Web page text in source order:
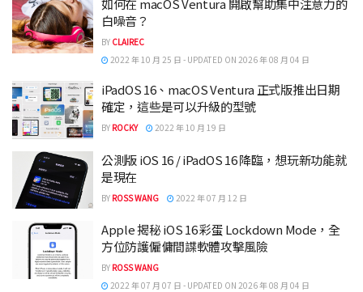
如何在 macOS Ventura 開啟幫助集中注意力的
白噪音？
BY CLAIREC
2022 年 10 月 25 日 - UPDATED ON 2026 年 08 月 04 日
iPadOS 16、macOS Ventura 正式版推出日期
確定，這些是可以升級的型號
BY ROCKY 2022 年 10 月 19 日
公測版 iOS 16 / iPadOS 16 降臨，想玩新功能就
是現在
BY ROSS WANG 2022 年 07 月 12 日
Apple 揭秘 iOS 16 彩蛋 Lockdown Mode，全
方位防護僱傭間諜軟體攻擊風險
BY ROSS WANG
2022 年 07 月 07 日 - UPDATED ON 2026 年 08 月 04 日